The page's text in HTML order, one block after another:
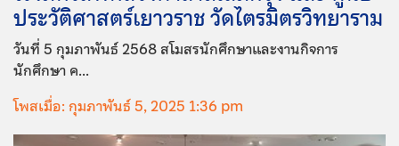
ประวัติศาสตร์เยาวราช วัดไตรมิตรวิทยาราม
วันที่ 5 กุมภาพันธ์ 2568 สโมสรนักศึกษาและงานกิจการ
นักศึกษา ค...
โพสเมื่อ: กุมภาพันธ์ 5, 2025 1:36 pm